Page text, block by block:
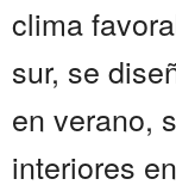
clima
sur, se
en verano,
interiores